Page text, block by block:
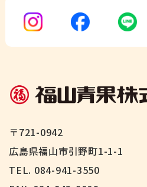
〒721-0942
広島県福山市引野町1-1-1
TEL. 084-941-3550